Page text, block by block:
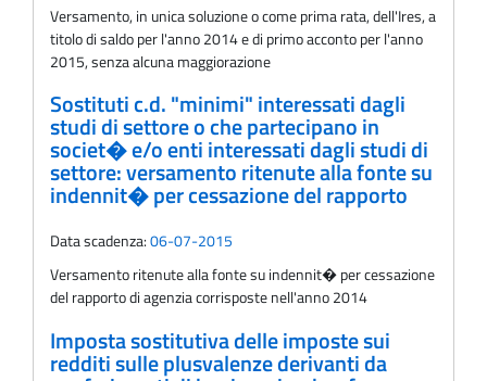
Versamento, in unica soluzione o come prima rata, dell'Ires, a
titolo di saldo per l'anno 2014 e di primo acconto per l'anno
2015, senza alcuna maggiorazione
Sostituti c.d. "minimi" interessati dagli
studi di settore o che partecipano in
societ� e/o enti interessati dagli studi di
settore: versamento ritenute alla fonte su
indennit� per cessazione del rapporto
Data scadenza:06-07-2015
Versamento ritenute alla fonte su indennit� per cessazione
del rapporto di agenzia corrisposte nell'anno 2014
Imposta sostitutiva delle imposte sui
redditi sulle plusvalenze derivanti da